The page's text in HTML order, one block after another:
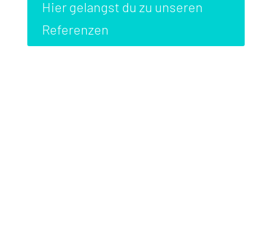
Hier gelangst du zu unseren
Referenzen